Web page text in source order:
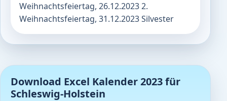
Weihnachtsfeiertag, 26.12.2023 2.
Weihnachtsfeiertag, 31.12.2023 Silvester
Download Excel Kalender 2023 für
Schleswig-Holstein